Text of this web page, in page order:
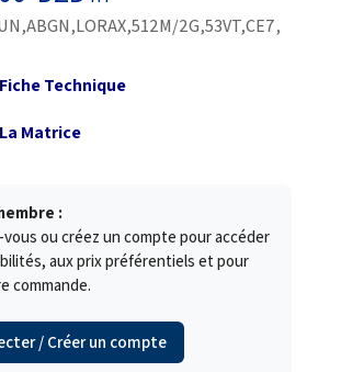
2G,53VT,CE7,
Technique
Matrice
:
ou créez un compte pour accéder
aux prix préférentiels et pour
commande.
/ Créer un compte